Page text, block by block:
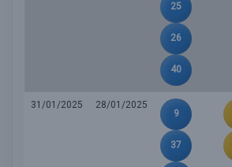
25
26
40
31/01/2025
28/01/2025
9
37